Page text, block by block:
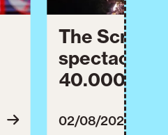
The Script
40.000 de
împreună
02/08/2026